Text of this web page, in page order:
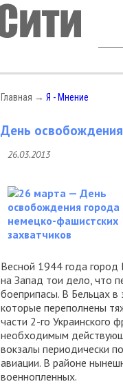
Главная → Я - Мнение
День
26.03.2013
Весной 1944 года город
на Запад тои дело, что
боеприпасы. В Бельцах
которые переполнены
части 2-го Украинского
необходимым
вокзалы периодически
авиации. В районе
военнопленных.